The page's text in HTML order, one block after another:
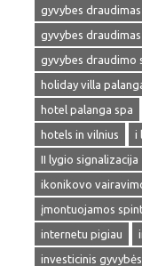
gyvybes
gyvybes
gyvybes draudimo
holiday villa
hotel palanga spa
hotels in vilnius
i
II lygio signalizacija
ikonikovo
įmontuojamos
internetu pigiau
investicinis